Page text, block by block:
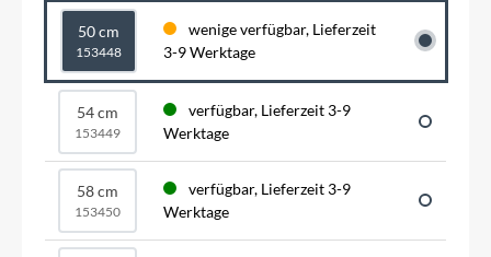
50 cm
153448
wenige verfügbar, Lieferzeit
3-9 Werktage
54 cm
153449
verfügbar, Lieferzeit 3-9
Werktage
58 cm
153450
verfügbar, Lieferzeit 3-9
Werktage